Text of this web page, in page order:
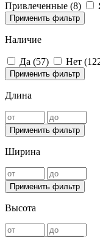
Привлеченные (8)
Применить фильтр
Наличие
Да (57) Нет (
Применить фильтр
Длина
Применить фильтр
Ширина
Применить фильтр
Высота